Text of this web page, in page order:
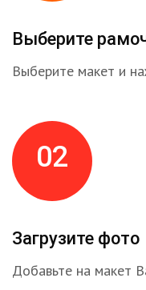
Выберите
Выберите макет и
02
Загрузите фото
Добавьте на макет